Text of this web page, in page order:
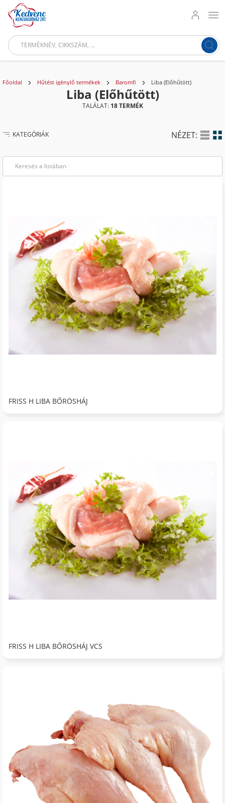
Főoldal Hűtést igénylő termékek Baromfi Liba (Előhűtött)
Liba (Előhűtött)
TALÁLAT: 18 TERMÉK
KATEGÓRIÁK NÉZET:
FRISS H LIBA BŐRÖSHÁJ
FRISS H LIBA BŐRÖSHÁJ VCS